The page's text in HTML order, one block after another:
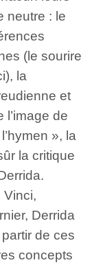
neutre : le
(le sourire
la
et
l’image de
», la
la critique
Vinci,
Derrida
de ces
concepts